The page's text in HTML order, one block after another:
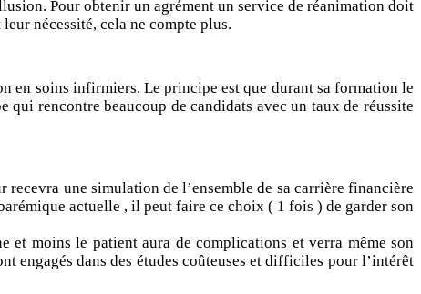
Pour obtenir un agrément un service de réanimation doit
nécessité, cela ne compte plus.
en soins infirmiers. Le principe est que durant sa formation le
rencontre beaucoup de candidats avec un taux de réussite
une simulation de l’ensemble de sa carrière financière
actuelle , il peut faire ce choix ( 1 fois ) de garder son
et moins le patient aura de complications et verra même son
engagés dans des études coûteuses et difficiles pour l’intérêt